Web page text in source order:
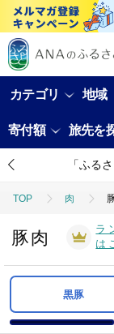
カテゴリ 地域
寄付額 旅先を
「ふる
TOP 肉
豚肉
ラ
は
黒豚